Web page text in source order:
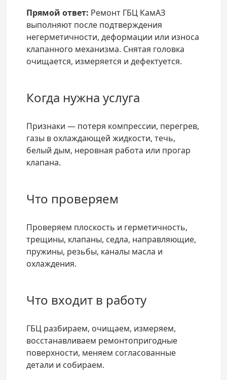
Прямой ответ: Ремонт ГБЦ КамАЗ
выполняют после подтверждения
негерметичности, деформации или износа
клапанного механизма. Снятая головка
очищается, измеряется и дефектуется.
Когда нужна услуга
Признаки — потеря компрессии, перегрев,
газы в охлаждающей жидкости, течь,
белый дым, неровная работа или прогар
клапана.
Что проверяем
Проверяем плоскость и герметичность,
трещины, клапаны, седла, направляющие,
пружины, резьбы, каналы масла и
охлаждения.
Что входит в работу
ГБЦ разбираем, очищаем, измеряем,
восстанавливаем ремонтопригодные
поверхности, меняем согласованные
детали и собираем.